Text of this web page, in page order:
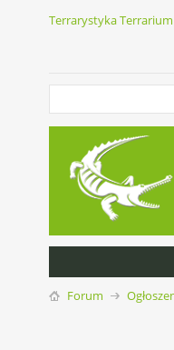
Terrarystyka Terrarium
Forum